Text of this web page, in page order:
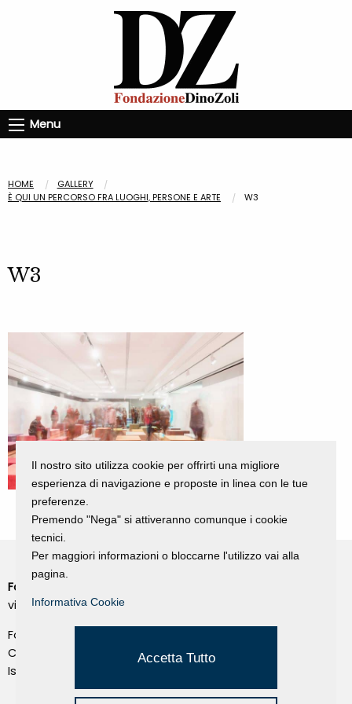
Menu
HOME
GALLERY
È QUI UN PERCORSO FRA LUOGHI, PERSONE E ARTE
W3
W3
Fondazione Dino Zoli
viale Bologna 288, Forlì
Fondo dot. euro 285.000 i.v.
CF e P.IVA 03692820404
Isc.Reg Per.Giu. n. 10404
Il nostro sito utilizza cookie per offrirti una migliore
esperienza di navigazione e proposte in linea con le tue
preferenze.
Premendo "Nega" si attiveranno comunque i cookie
tecnici.
Per maggiori informazioni o bloccarne l'utilizzo vai alla
pagina.
Informativa Cookie
Accetta Tutto